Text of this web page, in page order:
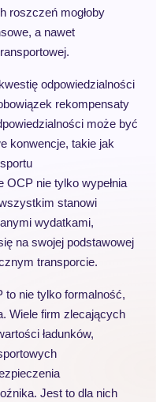
roszczeń mogłoby
a nawet
odpowiedzialności
rekompensaty
może być
konwencje, takie jak
OCP nie tylko wypełnia
stanowi
wydatkami,
na swojej podstawowej
transporcie.
to nie tylko formalność,
Wiele firm zlecających
ładunków,
Jest to dla nich